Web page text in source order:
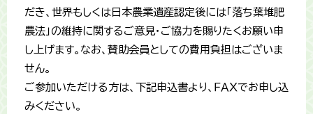
だき、世界もしくは日本農業遺産認定後には「落ち葉堆肥
農法」の維持に関するご意見・ご協力を賜りたくお願い申
し上げます。なお、賛助会員としての費用負担はございま
せん。
ご参加いただける方は、下記申込書より、ＦＡＸでお申し込
みください。